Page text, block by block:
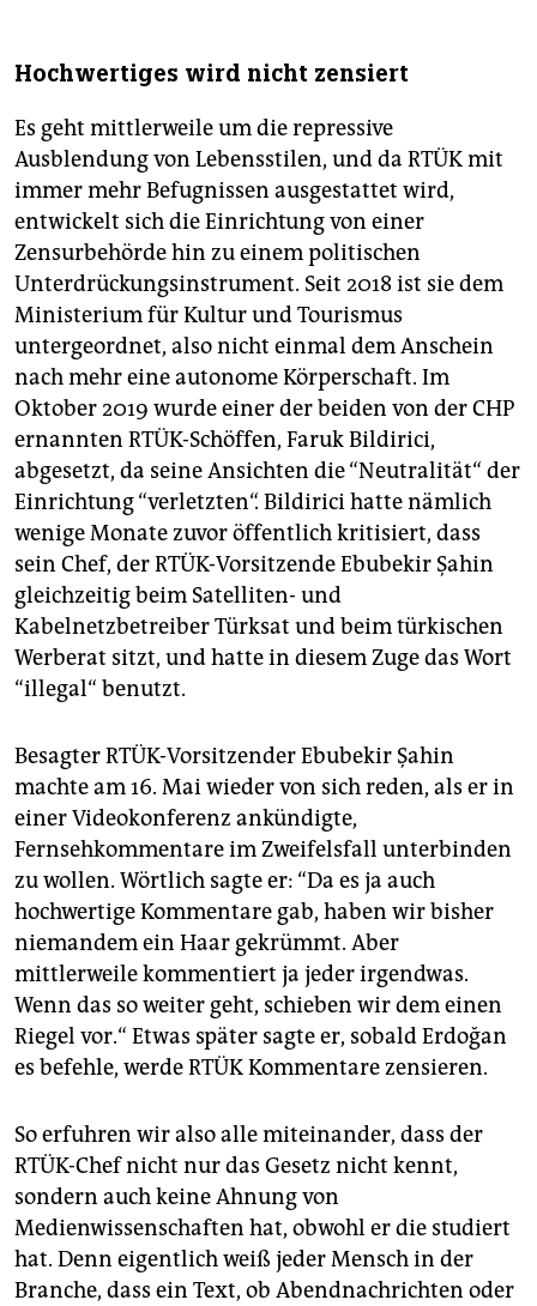
Hochwertiges wird nicht zensiert
Es geht mittlerweile um die repressive
Ausblendung von Lebensstilen, und da RTÜK mit
immer mehr Befugnissen ausgestattet wird,
entwickelt sich die Einrichtung von einer
Zensurbehörde hin zu einem politischen
Unterdrückungsinstrument. Seit 2018 ist sie dem
Ministerium für Kultur und Tourismus
untergeordnet, also nicht einmal dem Anschein
nach mehr eine autonome Körperschaft. Im
Oktober 2019 wurde einer der beiden von der CHP
ernannten RTÜK-Schöffen, Faruk Bildirici,
abgesetzt, da seine Ansichten die “Neutralität“ der
Einrichtung “verletzten“. Bildirici hatte nämlich
wenige Monate zuvor öffentlich kritisiert, dass
sein Chef, der RTÜK-Vorsitzende Ebubekir Şahin
gleichzeitig beim Satelliten- und
Kabelnetzbetreiber Türksat und beim türkischen
Werberat sitzt, und hatte in diesem Zuge das Wort
“illegal“ benutzt.
Besagter RTÜK-Vorsitzender Ebubekir Şahin
machte am 16. Mai wieder von sich reden, als er in
einer Videokonferenz ankündigte,
Fernsehkommentare im Zweifelsfall unterbinden
zu wollen. Wörtlich sagte er: “Da es ja auch
hochwertige Kommentare gab, haben wir bisher
niemandem ein Haar gekrümmt. Aber
mittlerweile kommentiert ja jeder irgendwas.
Wenn das so weiter geht, schieben wir dem einen
Riegel vor.“ Etwas später sagte er, sobald Erdoğan
es befehle, werde RTÜK Kommentare zensieren.
So erfuhren wir also alle miteinander, dass der
RTÜK-Chef nicht nur das Gesetz nicht kennt,
sondern auch keine Ahnung von
Medienwissenschaften hat, obwohl er die studiert
hat. Denn eigentlich weiß jeder Mensch in der
Branche, dass ein Text, ob Abendnachrichten oder